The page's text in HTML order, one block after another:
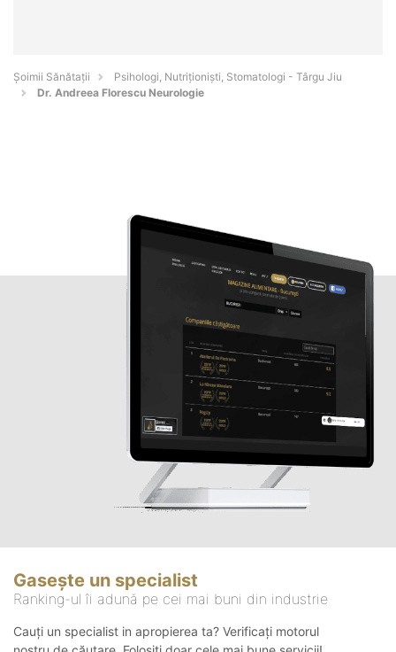
Şoimii Sănătații
Psihologi, Nutriționiști, Stomatologi - Târgu Jiu
Dr. Andreea Florescu Neurologie
Gasește un specialist
Ranking-ul îi adună pe cei mai buni din industrie
Cauți un specialist in apropierea ta? Verificați motorul